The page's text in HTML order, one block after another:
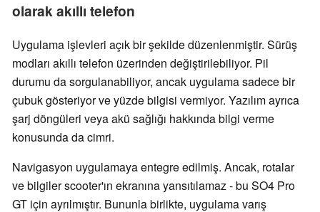
olarak akıllı telefon
Uygulama işlevleri açık bir şekilde düzenlenmiştir. Sürüş
modları akıllı telefon üzerinden değiştirilebiliyor. Pil
durumu da sorgulanabiliyor, ancak uygulama sadece bir
çubuk gösteriyor ve yüzde bilgisi vermiyor. Yazılım ayrıca
şarj döngüleri veya akü sağlığı hakkında bilgi verme
konusunda da cimri.
Navigasyon uygulamaya entegre edilmiş. Ancak, rotalar
ve bilgiler scooter'ın ekranına yansıtılamaz - bu SO4 Pro
GT için ayrılmıştır. Bununla birlikte, uygulama varış